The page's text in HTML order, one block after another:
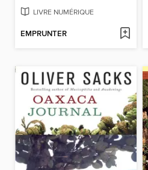
LIVRE NUMÉRIQUE
EMPRUNTER